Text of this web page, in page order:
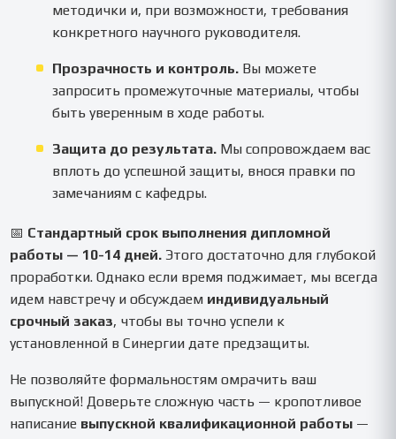
методички и, при возможности, требования
конкретного научного руководителя.
Прозрачность и контроль. Вы можете
запросить промежуточные материалы, чтобы
быть уверенным в ходе работы.
Защита до результата. Мы сопровождаем вас
вплоть до успешной защиты, внося правки по
замечаниям с кафедры.
📅 Стандартный срок выполнения дипломной
работы — 10-14 дней. Этого достаточно для глубокой
проработки. Однако если время поджимает, мы всегда
идем навстречу и обсуждаем индивидуальный
срочный заказ, чтобы вы точно успели к
установленной в Синергии дате предзащиты.
Не позволяйте формальностям омрачить ваш
выпускной! Доверьте сложную часть — кропотливое
написание выпускной квалификационной работы —